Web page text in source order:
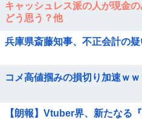
キャッシュレス派の人が現金
どう思う？他
兵庫県斎藤知事、不正会計の
コメ高値掴みの損切り加速ｗ
【朗報】Vtuber界、新たなる